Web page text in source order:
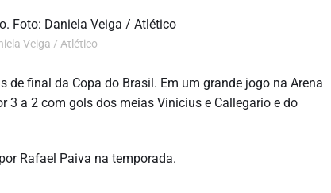
Veiga / Atlético
de final da Copa do Brasil. Em um grande jogo na Arena
3 a 2 com gols dos meias Vinicius e Callegario e do
Rafael Paiva na temporada.